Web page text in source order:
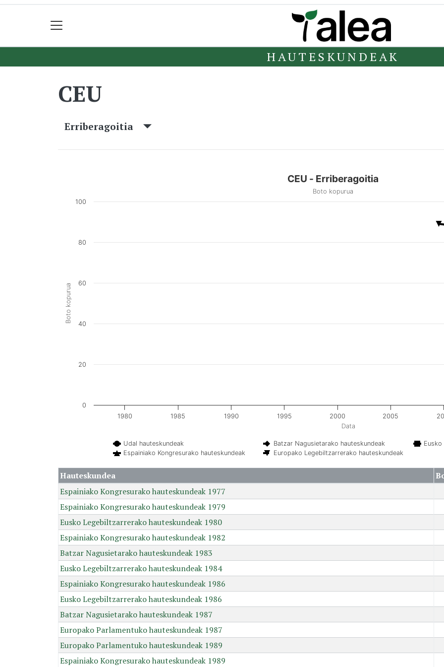
HAUTESKUNDEAK
CEU
Erriberagoitia
Data
Boto kopurua
CEU - Erriberagoitia
Boto kopurua
Udal hauteskundeak Batzar Nagusietarako hauteskundeak
Espainiako Kongresurako hauteskundeak
Europako Legebiltzarrerako hauteskundeak
1980 1985 1990 1995 2000 2005
0
20
40
60
80
100
Hauteskundea
Espainiako Kongresurako hauteskundeak 1977
Espainiako Kongresurako hauteskundeak 1979
Eusko Legebiltzarrerako hauteskundeak 1980
Espainiako Kongresurako hauteskundeak 1982
Batzar Nagusietarako hauteskundeak 1983
Eusko Legebiltzarrerako hauteskundeak 1984
Espainiako Kongresurako hauteskundeak 1986
Eusko Legebiltzarrerako hauteskundeak 1986
Batzar Nagusietarako hauteskundeak 1987
Europako Parlamentuko hauteskundeak 1987
Europako Parlamentuko hauteskundeak 1989
Espainiako Kongresurako hauteskundeak 1989